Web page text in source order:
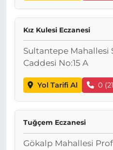
Kız Kulesi Eczanesi
Sultantepe Mahallesi
Caddesi No:15 A
Yol Tarifi Al 0
Tuğçem Eczanesi
Gökalp Mahallesi